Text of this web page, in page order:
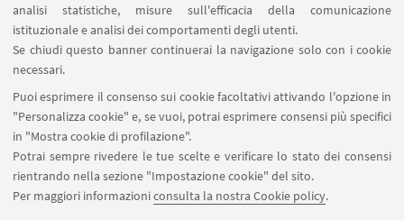
analisi statistiche, misure sull'efficacia della comunicazione
istituzionale e analisi dei comportamenti degli utenti.
Se chiudi questo banner continuerai la navigazione solo con i cookie
necessari.
Puoi esprimere il consenso sui cookie facoltativi attivando l'opzione in
"Personalizza cookie" e, se vuoi, potrai esprimere consensi più specifici
in "Mostra cookie di profilazione".
Potrai sempre rivedere le tue scelte e verificare lo stato dei consensi
rientrando nella sezione "Impostazione cookie" del sito.
Per maggiori informazioniconsulta la nostra Cookie policy.
Servizi e risorse
Scopri di più su servizi e risorse disponibili per
accompagnarti nel tuo percorso al Collegio
Superiore.